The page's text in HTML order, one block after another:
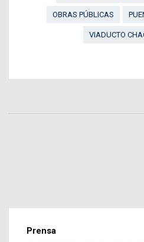
OBRAS PÚBLICAS
VIADUCTO
Prensa